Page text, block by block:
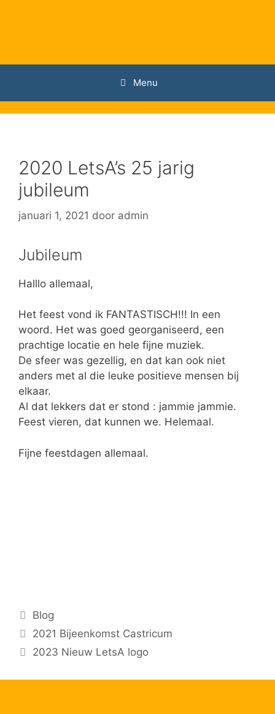
Menu
2020 LetsA’s 25 jarig
jubileum
januari 1, 2021 door admin
Jubileum
Halllo allemaal,
Het feest vond ik FANTASTISCH!!! In een
woord. Het was goed georganiseerd, een
prachtige locatie en hele fijne muziek.
De sfeer was gezellig, en dat kan ook niet
anders met al die leuke positieve mensen bij
elkaar.
Al dat lekkers dat er stond : jammie jammie.
Feest vieren, dat kunnen we. Helemaal.
Fijne feestdagen allemaal.
Categorieën
Blog
2021 Bijeenkomst Castricum
2023 Nieuw LetsA logo